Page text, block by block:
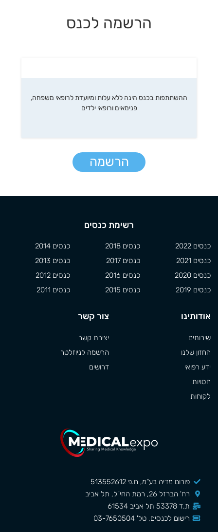
הרשמה לכנס
ההשתתפות בכנס הינה ללא עלות ומיועדת לרופאי משפחה,
פנימאים ורופאי ילדים
הרשמה
פורום מדיה בע"מ, ח.פ 513552612
רח' הברזל 26, רמת החי"ל, תל אביב
ת.ד 53378 תל אביב 61534
רישום לכנסים, טל' 03-7650504
רשימת כנסים
כנסים 2022
כנסים 2021
כנסים 2020
כנסים 2019
כנסים 2018
כנסים 2017
כנסים 2016
כנסים 2015
כנסים 2014
כנסים 2013
כנסים 2012
כנסים 2011
אודותינו
שירותים
החזון שלנו
ידע רפואי
חסויות
לקוחות
צור קשר
יצירת קשר
הרשמה לניוזלטר
דרושים